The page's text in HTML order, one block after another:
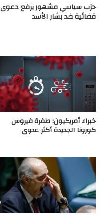
حزب سياسي مشهور يرفع دعوى
قضائية ضد بشار الأسد
خبراء أمريكيون: طفرة فيروس
كورونا الجديدة أكثر عدوى